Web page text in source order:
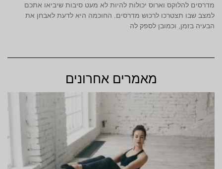
מדרסים להלוקס וארוס יכולות להיות לא מעט סיבות שיביאו אתכם
למצב שבו תצטרכו לרכוש מדרסים. החוכמה היא לדעת לאבחן את
הבעיה בזמן, וכמובן לספק לה
מאמרים אחרונים